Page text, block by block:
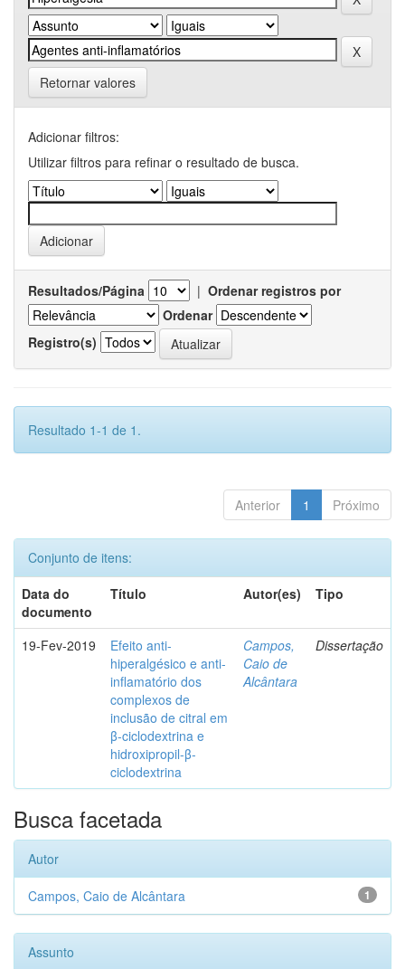
Retornar valores
Adicionar filtros:
Utilizar filtros para refinar o resultado de busca.
Resultados/Página | Ordenar registros por
Ordenar
Registro(s)
Resultado 1-1 de 1.
Anterior 1 Próximo
Conjunto de itens:
Data do
documento
Título Autor(es) Tipo
19-Fev-2019
Efeito anti-
hiperalgésico e anti-
inflamatório dos
complexos de
inclusão de citral em
β-ciclodextrina e
hidroxipropil-β-
ciclodextrina
Campos,
Caio de
Alcântara
Dissertação
Busca facetada
Autor
1
Campos, Caio de Alcântara
Assunto